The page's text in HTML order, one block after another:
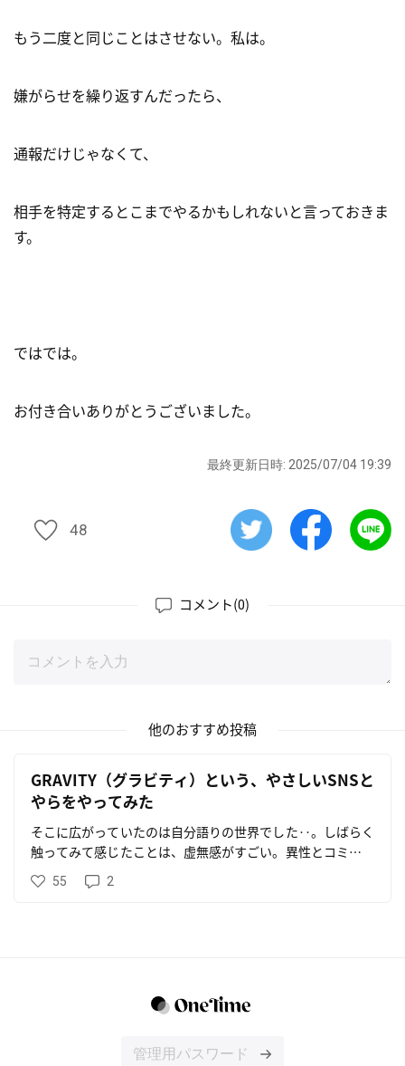
もう二度と同じことはさせない。私は。
嫌がらせを繰り返すんだったら、
通報だけじゃなくて、
相手を特定するとこまでやるかもしれないと言っておきま
す。
ではでは。
お付き合いありがとうございました。
最終更新日時: 2025/07/04 19:39
48
コメント(0)
他のおすすめ投稿
GRAVITY（グラビティ）という、やさしいSNSと
やらをやってみた
そこに広がっていたのは自分語りの世界でした‥。しばらく
触ってみて感じたことは、虚無感がすごい。異性とコミュニ
ケーションを取りやすい。それだけのSNSだった。タイムラ
インは自己承認欲求を満たす為の写真で埋め尽くされ、街な
55 2